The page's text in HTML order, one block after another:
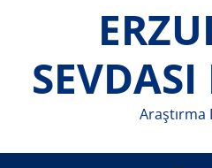
SEVDASI
Araştırma